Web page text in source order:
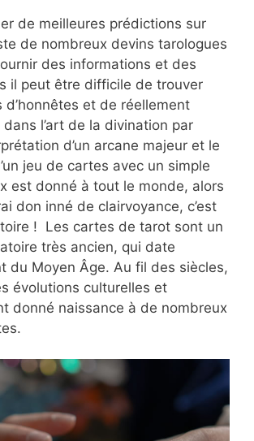
de meilleures prédictions sur
de nombreux devins tarologues
des informations et des
il peut être difficile de trouver
d’honnêtes et de réellement
l’art de la divination par
d’un arcane majeur et le
jeu de cartes avec un simple
est donné à tout le monde, alors
don inné de clairvoyance, c’est
! Les cartes de tarot sont un
très ancien, qui date
du Moyen Âge. Au fil des siècles,
évolutions culturelles et
donné naissance à de nombreux